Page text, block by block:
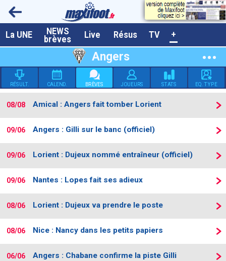
La UNE NEWS
brèves Live Résus TV +
Angers
RÉSULT. CALEND. BRÈVES JOUEURS STATS EQ. TYPE
08/08 Amical : Angers fait tomber Lorient
09/06 Angers : Gilli sur le banc (officiel)
09/06 Lorient : Dujeux nommé entraîneur (officiel)
09/06 Nantes : Lopes fait ses adieux
08/06 Lorient : Dujeux va prendre le poste
08/06 Nice : Nancy dans les petits papiers
06/06 Angers : Chabane confirme la piste Gilli
A la UNE
Live / Matchs en direct
Résultats et Classements
Class. buteurs européens
Programme TV foot
Vidéos
Tableau transferts L1
Taille de la police
Paramètrages / Options
Contact / Signaler un bug
Recrutement Maxifoot